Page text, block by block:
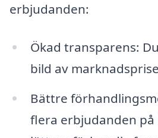
erbjudanden:
Ökad transparens:
bild av
Bättre
flera erbjudanden